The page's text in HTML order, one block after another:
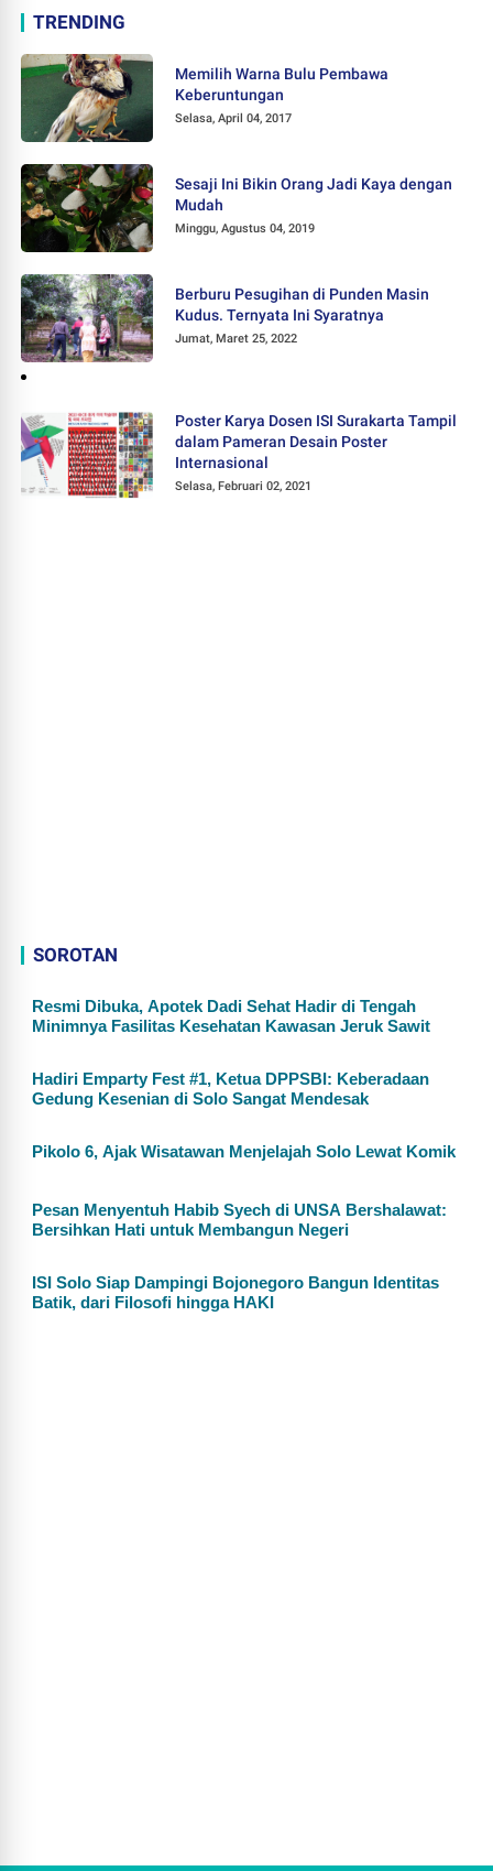
TRENDING
Memilih Warna Bulu Pembawa
Keberuntungan
Selasa, April 04, 2017
Sesaji Ini Bikin Orang Jadi Kaya dengan
Mudah
Minggu, Agustus 04, 2019
Berburu Pesugihan di Punden Masin
Kudus. Ternyata Ini Syaratnya
Jumat, Maret 25, 2022
Poster Karya Dosen ISI Surakarta Tampil
dalam Pameran Desain Poster
Internasional
Selasa, Februari 02, 2021
SOROTAN
Resmi Dibuka, Apotek Dadi Sehat Hadir di Tengah
Minimnya Fasilitas Kesehatan Kawasan Jeruk Sawit
Hadiri Emparty Fest #1, Ketua DPPSBI: Keberadaan
Gedung Kesenian di Solo Sangat Mendesak
Pikolo 6, Ajak Wisatawan Menjelajah Solo Lewat Komik
Pesan Menyentuh Habib Syech di UNSA Bershalawat:
Bersihkan Hati untuk Membangun Negeri
ISI Solo Siap Dampingi Bojonegoro Bangun Identitas
Batik, dari Filosofi hingga HAKI